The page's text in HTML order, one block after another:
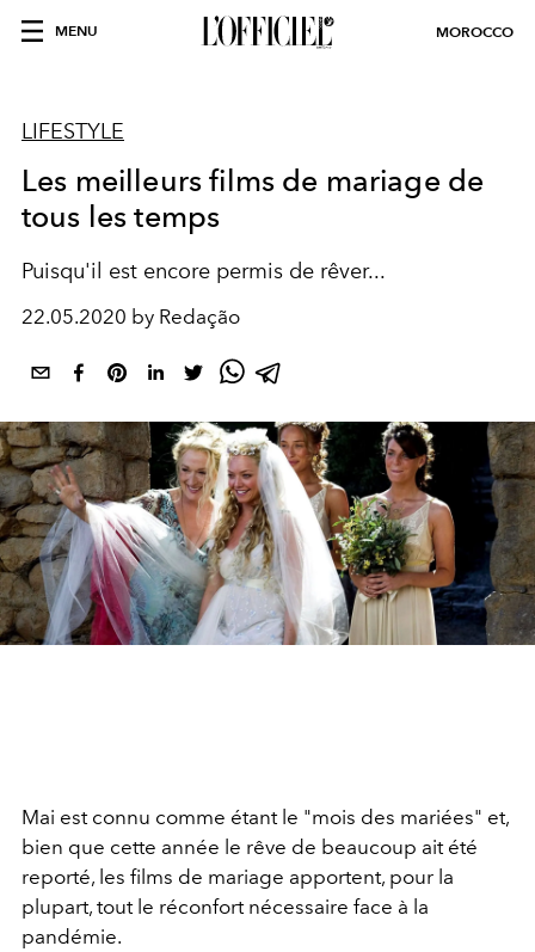
MENU MOROCCO
LIFESTYLE
Les meilleurs films de mariage de
tous les temps
Puisqu'il est encore permis de rêver...
22.05.2020 by Redação
Mai est connu comme étant le "mois des mariées" et,
bien que cette année le rêve de beaucoup ait été
reporté, les films de mariage apportent, pour la
plupart, tout le réconfort nécessaire face à la
pandémie.